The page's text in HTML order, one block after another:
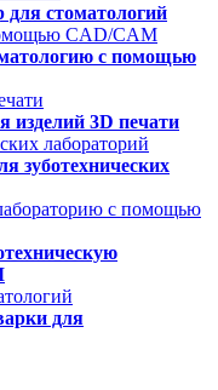
для стоматологий
с помощью
3D печати
зуботехнических
для